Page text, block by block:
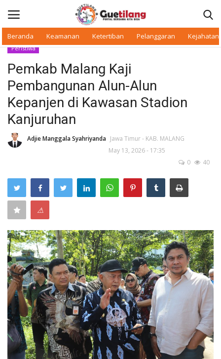
Beranda Keamanan Ketertiban Pelanggaran Kejahatan
Beranda
Daerah
Makan Bergizi
Pelanggaran
Ketertiban
Keamanan
Kejahatan
Cybers Event
UMKM & Ekonomi Kreatif
Pekerja Migran Indonesia
Peristiwa
Pemkab Malang Kaji
Pembangunan Alun-Alun
Kepanjen di Kawasan Stadion
Kanjuruhan
Adjie Manggala Syahriyanda Jawa Timur - KAB. MALANG
May 13, 2026 - 17:35
0
40
⚠